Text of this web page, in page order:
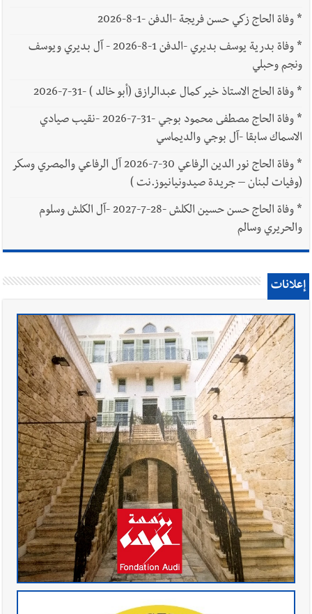
*وفاة الحاج زكي حسن فريجة -الدفن -1-8-2026
*
وفاة بدرية يوسف بديري -الدفن 1-8-2026 - آل بديري ويوسف
ونجم وحبلي
*وفاة الحاج الاستاذ خير كمال عبدالرازق (أبو خالد ) -31-7-2026
*
وفاة الحاج مصطفى محمود بوجي -31-7-2026 -نقيب صيادي
الاسماك سابقا -آل بوجي والديماسي
*
وفاة الحاج نور الدين الرفاعي 30-7-2026 آل الرفاعي والمصري وسكر
(وفيات لبنان – جريدة صيدونيانيوز.نت )
*
وفاة الحاج حسن حسين الكلش -28-7-2027 -آل الكلش وسلوم
والحريري وسالم
إعلانات